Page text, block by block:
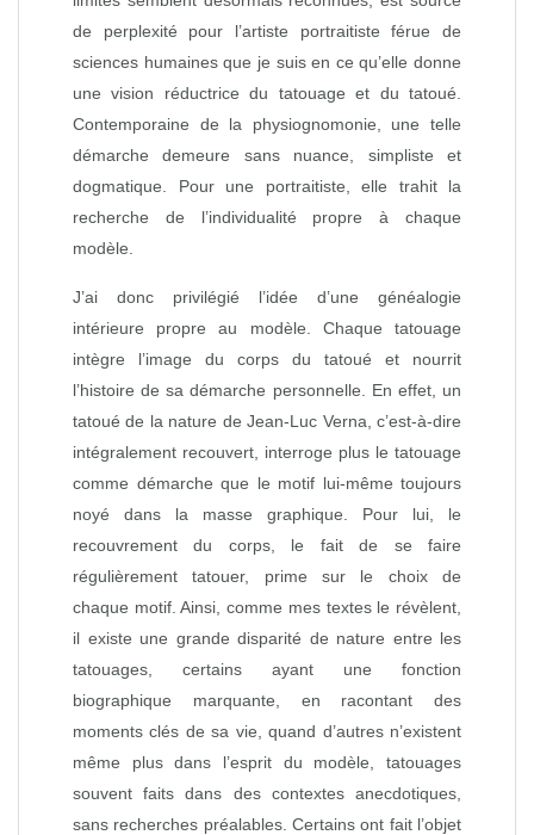
de perplexité pour l’artiste portraitiste férue de
sciences humaines que je suis en ce qu’elle donne
une vision réductrice du tatouage et du tatoué.
Contemporaine de la physiognomonie, une telle
démarche demeure sans nuance, simpliste et
dogmatique. Pour une portraitiste, elle trahit la
recherche de l’individualité propre à chaque
modèle.
J’ai donc privilégié l’idée d’une généalogie
intérieure propre au modèle. Chaque tatouage
intègre l’image du corps du tatoué et nourrit
l’histoire de sa démarche personnelle. En effet, un
tatoué de la nature de Jean-Luc Verna, c’est-à-dire
intégralement recouvert, interroge plus le tatouage
comme démarche que le motif lui-même toujours
noyé dans la masse graphique. Pour lui, le
recouvrement du corps, le fait de se faire
régulièrement tatouer, prime sur le choix de
chaque motif. Ainsi, comme mes textes le révèlent,
il existe une grande disparité de nature entre les
tatouages, certains ayant une fonction
biographique marquante, en racontant des
moments clés de sa vie, quand d’autres n’existent
même plus dans l’esprit du modèle, tatouages
souvent faits dans des contextes anecdotiques,
sans recherches préalables. Certains ont fait l’objet